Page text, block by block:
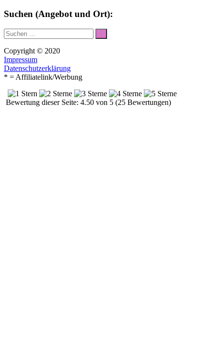
Suchen (Angebot und Ort):
Suche
nach:
Suchen
Copyright © 2020
Impressum
Datenschutzerklärung
* = Affiliatelink/Werbung
Bewertung dieser Seite: 4.50 von 5 (25 Bewertungen)